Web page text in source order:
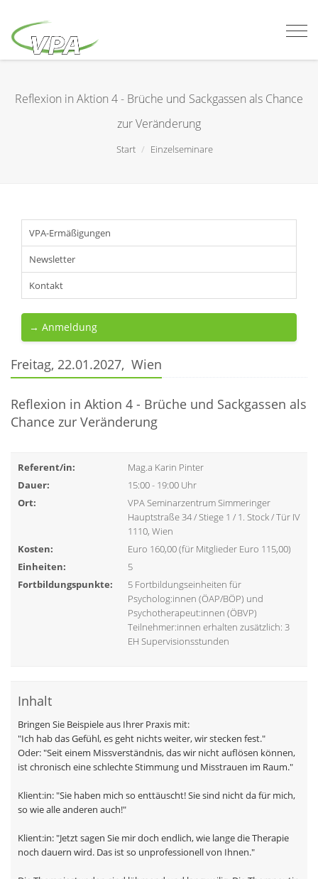
Reflexion in Aktion 4 - Brüche und Sackgassen als Chance
zur Veränderung
Start Einzelseminare
VPA-Ermäßigungen
Newsletter
Kontakt
→ Anmeldung
Freitag, 22.01.2027, Wien
Reflexion in Aktion 4 - Brüche und Sackgassen als
Chance zur Veränderung
Referent/in:
Mag.a Karin Pinter
Dauer:
15:00 - 19:00 Uhr
Ort:
VPA Seminarzentrum Simmeringer
Hauptstraße 34 / Stiege 1 / 1. Stock / Tür IV
1110, Wien
Kosten:
Euro 160,00 (für Mitglieder Euro 115,00)
Einheiten:
5
Fortbildungspunkte:
5 Fortbildungseinheiten für
Psycholog:innen (ÖAP/BÖP) und
Psychotherapeut:innen (ÖBVP)
Teilnehmer:innen erhalten zusätzlich: 3
EH Supervisionsstunden
Inhalt
Bringen Sie Beispiele aus Ihrer Praxis mit:
"Ich hab das Gefühl, es geht nichts weiter, wir stecken fest."
Oder: "Seit einem Missverständnis, das wir nicht auflösen können,
ist chronisch eine schlechte Stimmung und Misstrauen im Raum."
Klient:in: "Sie haben mich so enttäuscht! Sie sind nicht da für mich,
so wie alle anderen auch!"
Klient:in: "Jetzt sagen Sie mir doch endlich, wie lange die Therapie
noch dauern wird. Das ist so unprofessionell von Ihnen."